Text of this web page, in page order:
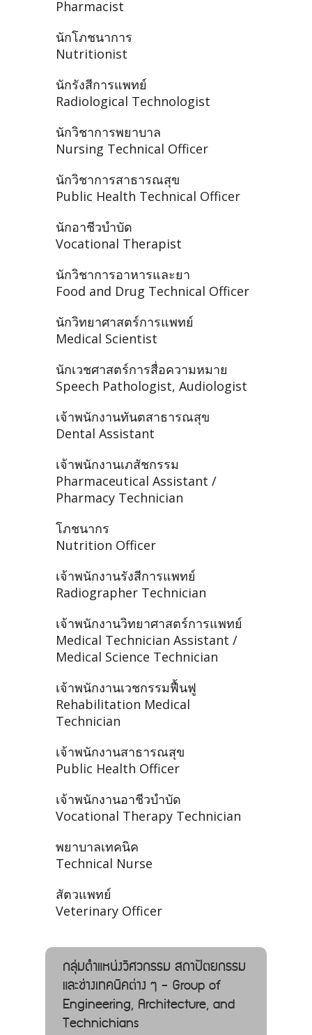
Pharmacist
นักโภชนาการ
Nutritionist
นักรังสีการแพทย์
Radiological Technologist
นักวิชาการพยาบาล
Nursing Technical Officer
นักวิชาการสาธารณสุข
Public Health Technical Officer
นักอาชีวบำบัด
Vocational Therapist
นักวิชาการอาหารและยา
Food and Drug Technical Officer
นักวิทยาศาสตร์การแพทย์
Medical Scientist
นักเวชศาสตร์การสื่อความหมาย
Speech Pathologist, Audiologist
เจ้าพนักงานทันตสาธารณสุข
Dental Assistant
เจ้าพนักงานเภสัชกรรม
Pharmaceutical Assistant /
Pharmacy Technician
โภชนากร
Nutrition Officer
เจ้าพนักงานรังสีการแพทย์
Radiographer Technician
เจ้าพนักงานวิทยาศาสตร์การแพทย์
Medical Technician Assistant /
Medical Science Technician
เจ้าพนักงานเวชกรรมฟื้นฟู
Rehabilitation Medical
Technician
เจ้าพนักงานสาธารณสุข
Public Health Officer
เจ้าพนักงานอาชีวบำบัด
Vocational Therapy Technician
พยาบาลเทคนิค
Technical Nurse
สัตวแพทย์
Veterinary Officer
กลุ่มตำแหน่งวิศวกรรม สถาปัตยกรรม
และช่างเทคนิคต่าง ๆ - Group of
Engineering, Architecture, and
Technichians